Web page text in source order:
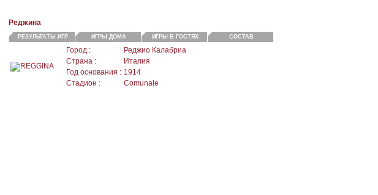
Реджина
РЕЗУЛЬТАТЫ ИГР ИГРЫ ДОМА ИГРЫ В ГОСТЯХ СОСТАВ
Город :
Реджио Калабриа
Страна :
Италия
Год основания : 1914
Стадион :
Comunale